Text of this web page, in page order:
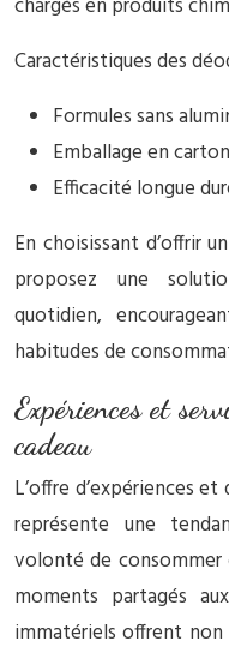
Caractéristiques des
Formules sans
Emballage en
Efficacité longue
En choisissant d’offrir
proposez une
quotidien,
habitudes de
Expériences et
cadeau
L’offre d’expériences
représente une
volonté de
moments partagés
immatériels offrent non